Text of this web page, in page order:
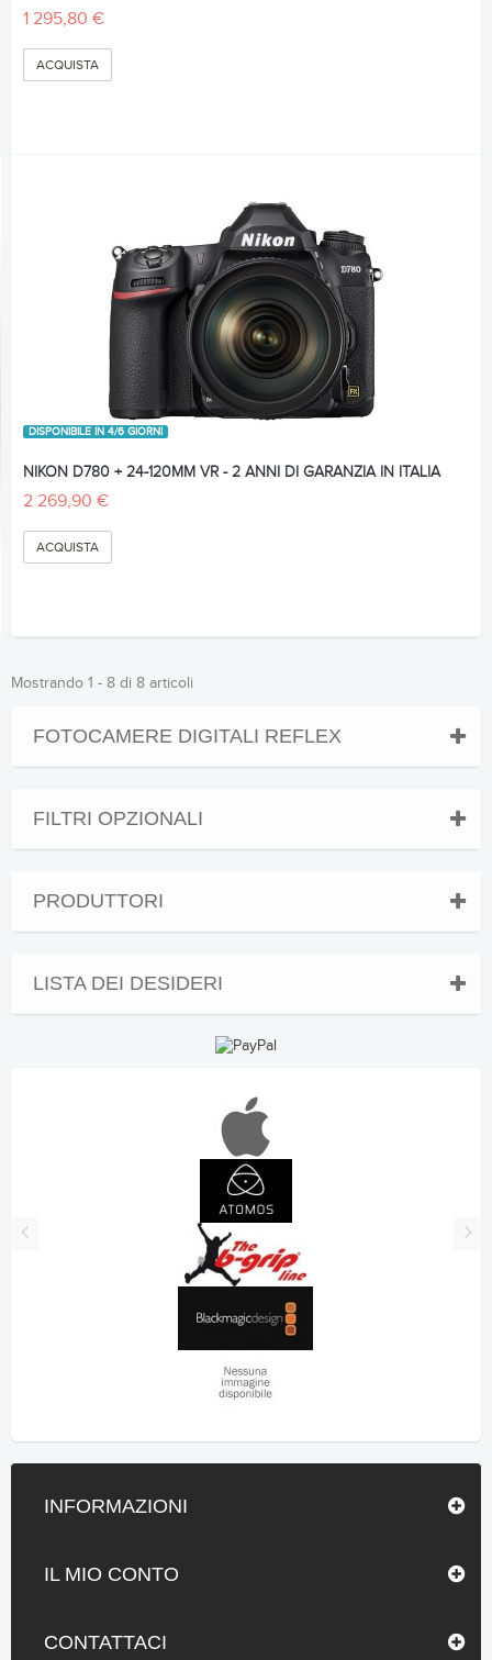
1 295,80 €
ACQUISTA
NIKON D780 + 24-120MM VR - 2 ANNI DI GARANZIA IN ITALIA
DISPONIBILE IN 4/6 GIORNI
2 269,90 €
ACQUISTA
Mostrando 1 - 8 di 8 articoli
FOTOCAMERE DIGITALI REFLEX
FILTRI OPZIONALI
PRODUTTORI
LISTA DEI DESIDERI
INFORMAZIONI
IL MIO CONTO
CONTATTACI